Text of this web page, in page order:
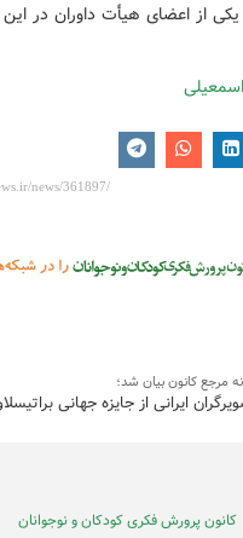
یکی از اعضای هیأت داوران در
مرجع کانون بیان شد؛
ایرانی از جایزه جهانی
کانون پرورش فکری کودکان و نوجوانان